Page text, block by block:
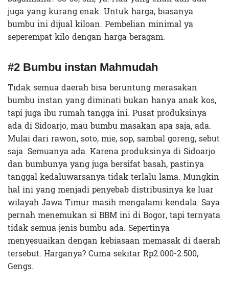
juga yang kurang enak. Untuk harga, biasanya
bumbu ini dijual kiloan. Pembelian minimal ya
seperempat kilo dengan harga beragam.
#2 Bumbu instan Mahmudah
Tidak semua daerah bisa beruntung merasakan
bumbu instan yang diminati bukan hanya anak kos,
tapi juga ibu rumah tangga ini. Pusat produksinya
ada di Sidoarjo, mau bumbu masakan apa saja, ada.
Mulai dari rawon, soto, mie, sop, sambal goreng, sebut
saja. Semuanya ada. Karena produksinya di Sidoarjo
dan bumbunya yang juga bersifat basah, pastinya
tanggal kedaluwarsanya tidak terlalu lama. Mungkin
hal ini yang menjadi penyebab distribusinya ke luar
wilayah Jawa Timur masih mengalami kendala. Saya
pernah menemukan si BBM ini di Bogor, tapi ternyata
tidak semua jenis bumbu ada. Sepertinya
menyesuaikan dengan kebiasaan memasak di daerah
tersebut. Harganya? Cuma sekitar Rp2.000-2.500,
Gengs.